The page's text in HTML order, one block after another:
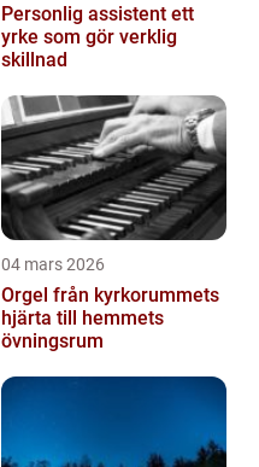
Personlig assistent ett
yrke som gör verklig
skillnad
04 mars 2026
Orgel från kyrkorummets
hjärta till hemmets
övningsrum